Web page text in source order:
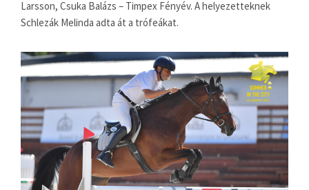
Larsson, Csuka Balázs – Timpex Fényév. A helyezetteknek
Schlezák Melinda adta át a trófeákat.